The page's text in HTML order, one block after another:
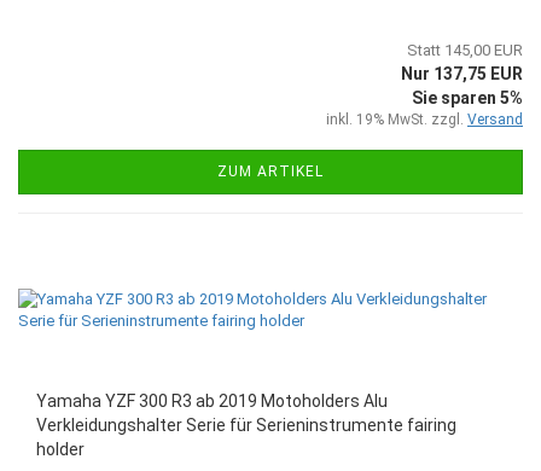
Statt 145,00 EUR
Nur 137,75 EUR
Sie sparen 5%
inkl. 19% MwSt. zzgl. Versand
ZUM ARTIKEL
Yamaha YZF 300 R3 ab 2019 Motoholders Alu
Verkleidungshalter Serie für Serieninstrumente fairing
holder